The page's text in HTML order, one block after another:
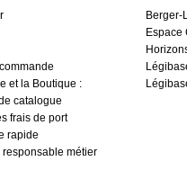
et la Boutique :
catalogue
frais de port
rapide
responsable métier
Berger-
Espace